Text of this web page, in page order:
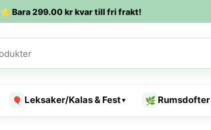
⭐ Bara299.00krkvar till fri frakt!
🎈 Leksaker/Kalas & Fest▾ 🌿 Rumsdofter